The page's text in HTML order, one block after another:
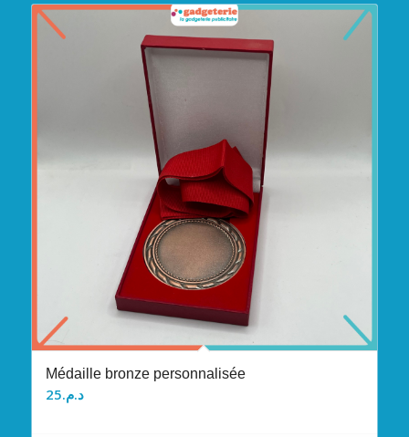
Médaille bronze personnalisée
د.م.25